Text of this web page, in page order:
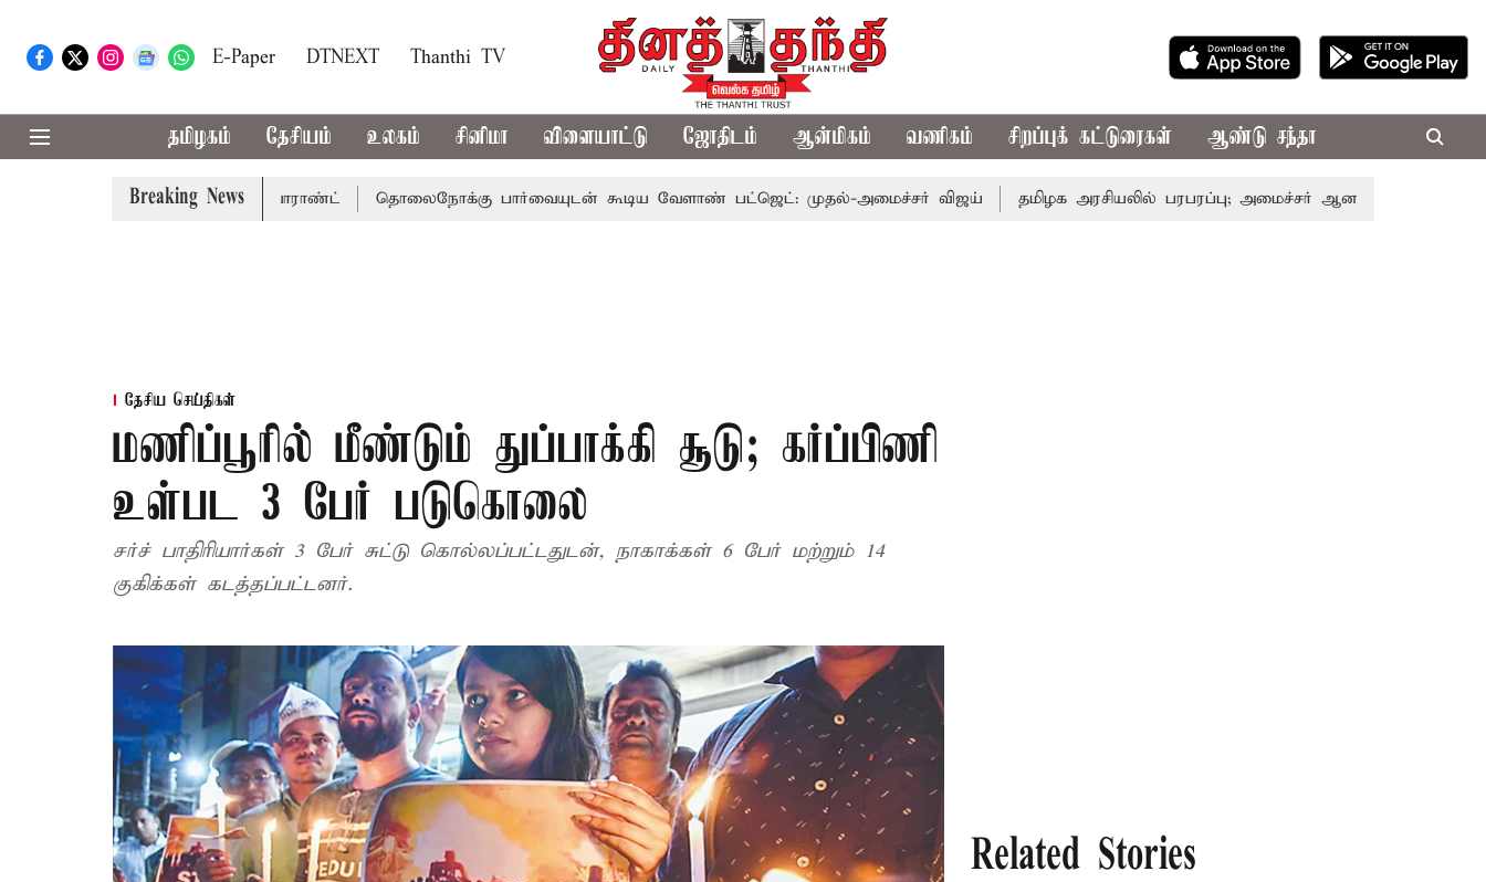
E-Paper DTNEXT Thanthi TV
தமிழகம் தேசியம் உலகம் சினிமா விளையாட்டு ஜோதிடம் ஆன்மிகம் வணிகம் சிறப்புக் கட்டுரைகள் ஆண்டு சந்தா
Breaking News
நீதிமன்றம் பிடிவாராண்ட் தொலைநோக்கு பார்வையுடன் கூடிய வேளாண் பட்ஜெட்: முதல்-அமைச்சர் விஜய் தமிழக அரசியலில் பரபரப்பு; அமைச்சர் ஆனந்த் உடன் சி.வி. சண்முகம்,
தேசிய செய்திகள்
மணிப்பூரில் மீண்டும் துப்பாக்கி சூடு; கர்ப்பிணி
உள்பட 3 பேர் படுகொலை
சர்ச் பாதிரியார்கள் 3 பேர் சுட்டு கொல்லப்பட்டதுடன், நாகாக்கள் 6 பேர் மற்றும் 14
குகிக்கள் கடத்தப்பட்டனர்.
Related Stories